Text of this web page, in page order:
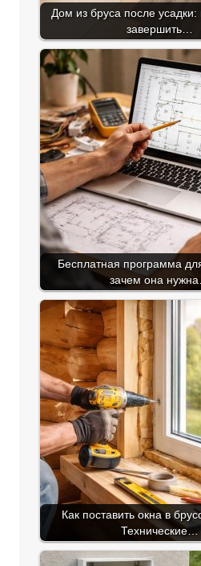
Дом из бруса после усадки:
завершить…
Бесплатная программа
зачем она
Как поставить окна в
Технические…